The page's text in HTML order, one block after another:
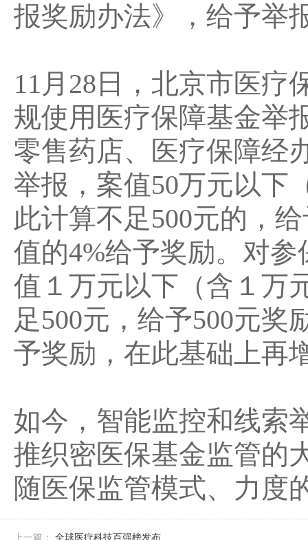
报奖励办法》，给予举
11月28日，北京市医疗
规使用医疗保障基金举
零售药店、医疗保障经
举报，案值50万元以下
此计算不足500元的，
值的4%给予奖励。对
值１万元以下（含１万
足500元，给予500元奖
予奖励，在此基础上再
如今，智能监控和线索
推织密医保基金监管的
随医保监管模式、力度
上一篇： 全球医疗科技百强榜发布